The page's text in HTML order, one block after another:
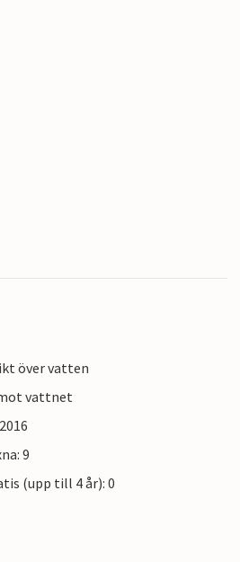
över vatten
vattnet
9
(upp till 4 år): 0